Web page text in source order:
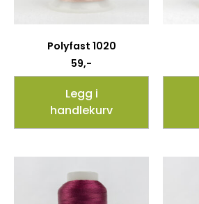
Polyfast 1020
59,-
Legg i
handlekurv